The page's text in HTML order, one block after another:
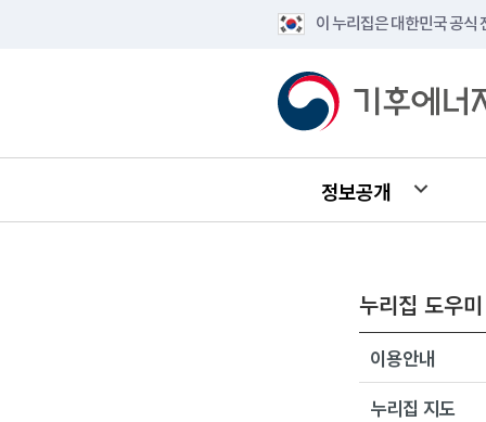
이 누리집은 대한민국 공식
정보공개
누리집 도우미
이용안내
누리집 지도